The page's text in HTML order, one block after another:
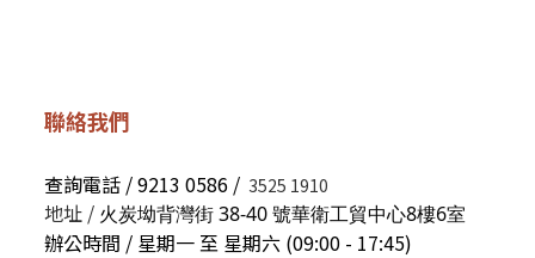
聯絡我們
查詢電話 / 9213 0586 / 3525 1910
地址 / 火炭坳背灣街 38-40 號華衛工貿中心8樓6室
辦公時間 / 星期一 至 星期六 (09:00 - 17:45)